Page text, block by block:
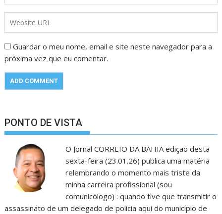
Guardar o meu nome, email e site neste navegador para a
próxima vez que eu comentar.
PONTO DE VISTA
O Jornal CORREIO DA BAHIA edição desta
sexta-feira (23.01.26) publica uma matéria
relembrando o momento mais triste da
minha carreira profissional (sou
comunicólogo) : quando tive que transmitir o
assassinato de um delegado de polícia aqui do município de